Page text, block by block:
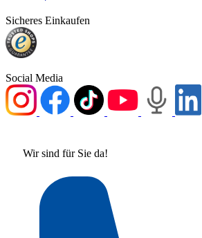
Sicheres Einkaufen
Social Media
Wir sind für Sie da!